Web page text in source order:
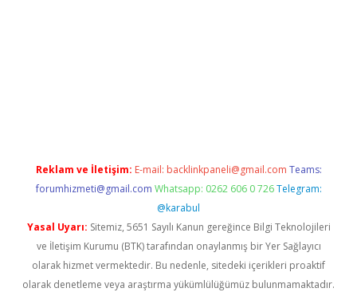
Reklam ve İletişim: E-mail: backlinkpaneli@gmail.com Teams:
forumhizmeti@gmail.com Whatsapp: 0262 606 0 726 Telegram:
@karabul
Yasal Uyarı: Sitemiz, 5651 Sayılı Kanun gereğince Bilgi Teknolojileri
ve İletişim Kurumu (BTK) tarafından onaylanmış bir Yer Sağlayıcı
olarak hizmet vermektedir. Bu nedenle, sitedeki içerikleri proaktif
olarak denetleme veya araştırma yükümlülüğümüz bulunmamaktadır.